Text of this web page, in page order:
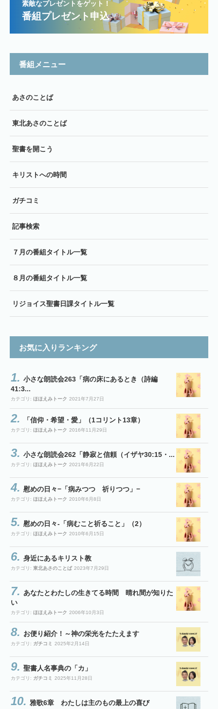
素敵なプレゼントをゲット！
番組プレゼント申込
番組メニュー
あさのことば
東北あさのことば
聖書を開こう
キリストへの時間
ガチコミ
記事検索
７月の番組タイトル一覧
８月の番組タイトル一覧
リジョイス聖書日課タイトル一覧
お気に入りランキング
小さな朗読会263「病の床にあるとき（詩編
41:3...
カテゴリ: ほほえみトーク 2021年7月27日
「信仰・希望・愛」（1コリント13章）
カテゴリ: ほほえみトーク 2016年11月29日
小さな朗読会262「静寂と信頼（イザヤ30:15・...
カテゴリ: ほほえみトーク 2021年6月22日
慰めの日々−「病みつつ 祈りつつ」−
カテゴリ: ほほえみトーク 2010年6月8日
慰めの日々-「病むこと祈ること」（2）
カテゴリ: ほほえみトーク 2010年6月15日
身近にあるキリスト教
カテゴリ: 東北あさのことば 2023年7月29日
あなたとわたしの生きてる時間 晴れ間が知りた
い
カテゴリ: ほほえみトーク 2006年10月3日
お便り紹介！～神の栄光をたたえます
カテゴリ: ガチコミ 2025年2月14日
聖書人名事典の「カ」
カテゴリ: ガチコミ 2025年11月28日
雅歌6章 わたしは主のもの最上の喜び